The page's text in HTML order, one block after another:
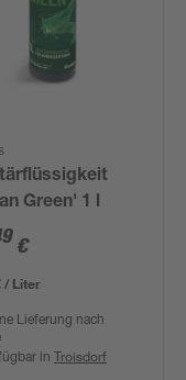
Green' 1 l
€
/ Liter
Lieferung nach
in Troisdorf